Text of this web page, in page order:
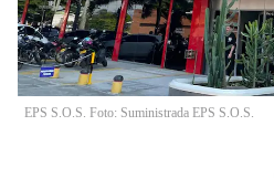
EPS S.O.S. Foto: Suministrada EPS S.O.S.